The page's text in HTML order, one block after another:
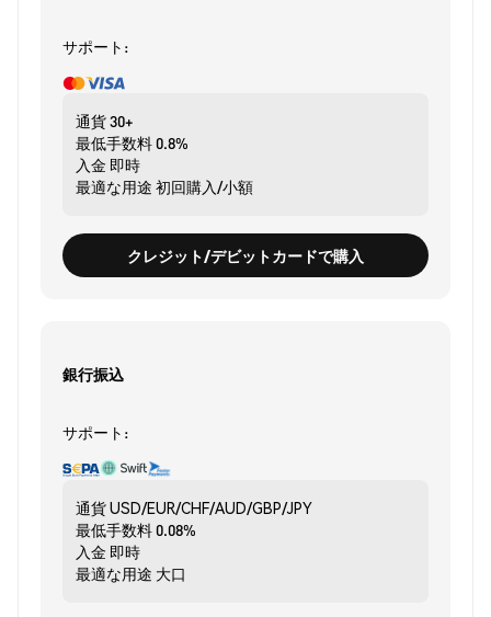
サポート:
通貨30+
最低手数料0.8%
入金 即時
最適な用途 初回購入/小額
クレジット/デビットカードで購入
銀行振込
サポート:
通貨USD/EUR/CHF/AUD/GBP/JPY
最低手数料0.08%
入金 即時
最適な用途 大口